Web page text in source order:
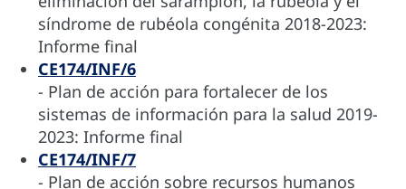
síndrome de rubéola congénita 2018-2023:
Informe final
CE174/INF/6
- Plan de acción para fortalecer de los
sistemas de información para la salud 2019-
2023: Informe final
CE174/INF/7
- Plan de acción sobre recursos humanos